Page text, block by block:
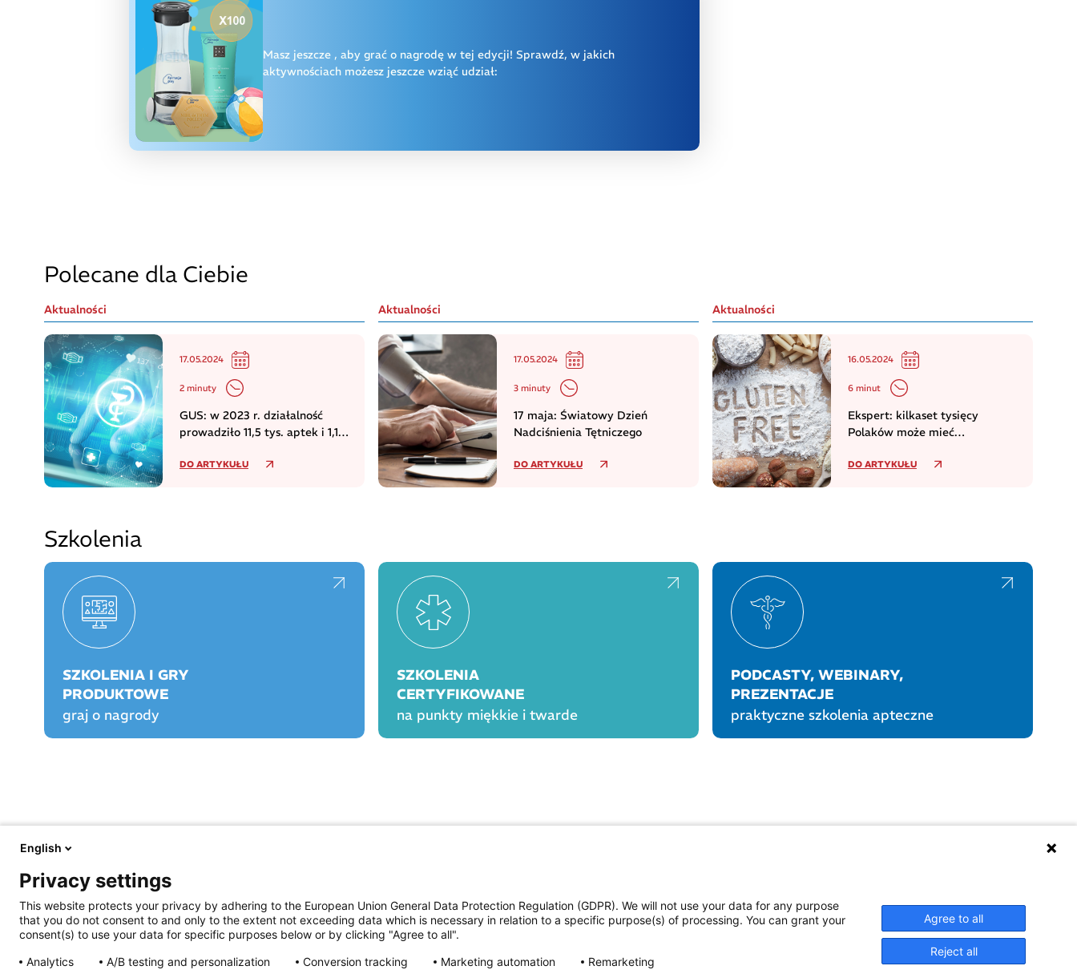
Masz jeszcze , aby grać o nagrodę w tej edycji! Sprawdź, w jakich
aktywnościach możesz jeszcze wziąć udział:
Polecane dla Ciebie
Aktualności
17.05.2024
2 minuty
GUS: w 2023 r. działalność
prowadziło 11,5 tys. aptek i 1,1
DO ARTYKUŁU
Aktualności
17.05.2024
3 minuty
17 maja: Światowy Dzień
Nadciśnienia Tętniczego
DO ARTYKUŁU
Aktualności
16.05.2024
6 minut
Ekspert: kilkaset tysięcy
Polaków może mieć
DO ARTYKUŁU
Szkolenia
SZKOLENIA I GRY
PRODUKTOWE
graj o nagrody
SZKOLENIA
CERTYFIKOWANE
na punkty miękkie i twarde
PODCASTY, WEBINARY,
PREZENTACJE
praktyczne szkolenia apteczne
O nas
Aktualności
Prawo
Opieka farmaceutyczna
Prowadzenie apteki
Archiwum e-wydań
Graj o nagrody!
Rankingi
Szkolenia certyfikowane
Regulamin serwisu
Regulamin konkursu Farmacja Play
Regulamin konkursu Lakcid Entero
Regulamin konkursu Biotebal
English
Privacy settings
This website protects your privacy by adhering to the European Union General Data Protection Regulation (GDPR). We will not use your data for any purpose
that you do not consent to and only to the extent not exceeding data which is necessary in relation to a specific purpose(s) of processing. You can grant your
consent(s) to use your data for specific purposes below or by clicking "Agree to all".
Analytics
A/B testing and personalization Conversion tracking Marketing automation Remarketing
Agree to all
Reject all